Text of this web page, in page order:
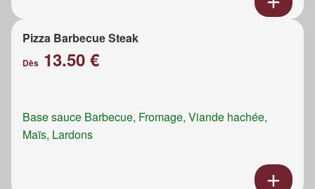
Pizza Barbecue Steak
Dès 13.50 €
Base sauce Barbecue, Fromage, Viande hachée,
Maïs, Lardons